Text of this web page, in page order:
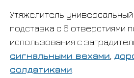
Утяжелитель
подставка с 6 отверстиями
использования с
сигнальными вехами
солдатиками